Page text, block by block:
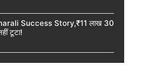
Success Story,₹11 लाख 30
टूटा!